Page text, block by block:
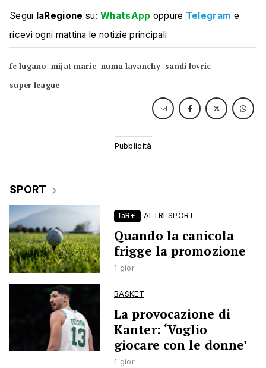
Segui laRegione su:WhatsApp oppure Telegram e
ricevi ogni mattina le notizie principali
fc lugano mijat maric numa lavanchy sandi lovric
super league
SPORT
laR+ ALTRI SPORT
Quando la canicola
frigge la promozione
1 gior
BASKET
La provocazione di
Kanter: ‘Voglio
giocare con le donne’
1 gior